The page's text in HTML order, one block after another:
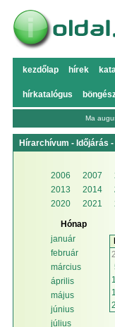
kezdőlap hírek
hírkatalógus
Ma
Hírarchívum - Időjárás
2006
2007
2013
2014
2020
2021
Hónap
január
február
március
április
május
június
július